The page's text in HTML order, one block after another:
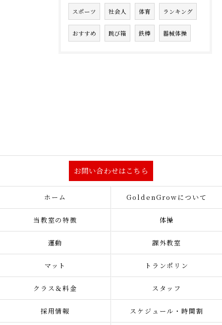
スポーツ 社会人 体育 ランキング
おすすめ 跳び箱 鉄棒 器械体操
お問い合わせはこちら
ホーム GoldenGrowについて
当教室の特徴 体操
運動 課外教室
マット トランポリン
クラス＆料金 スタッフ
採用情報 スケジュール・時間割